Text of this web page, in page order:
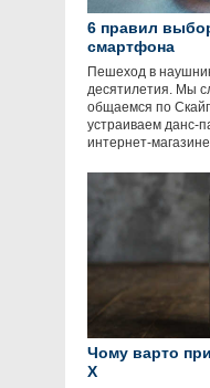
6 правил
смартфона
Пешеход в
десятилетия. Мы
общаемся по
устраиваем данс-
интернет-магазине
Чому варто
X